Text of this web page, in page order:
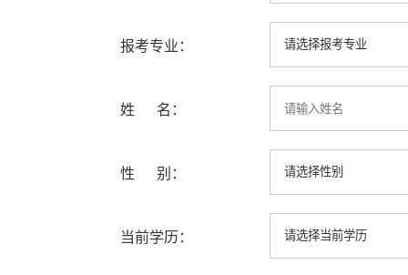
报考专业：
姓 名：
性 别：
当前学历：